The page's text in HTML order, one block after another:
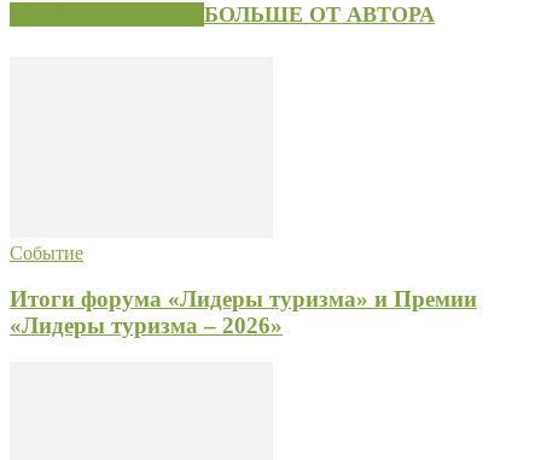
БОЛЬШЕ ОТ АВТОРА
Событие
Итоги форума «Лидеры туризма» и Премии
«Лидеры туризма – 2026»